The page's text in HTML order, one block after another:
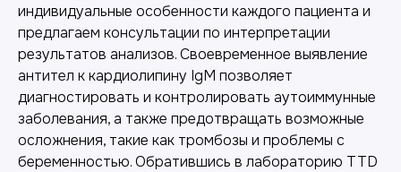
индивидуальные особенности каждого пациента и
предлагаем консультации по интерпретации
результатов анализов. Своевременное выявление
антител к кардиолипину IgM позволяет
диагностировать и контролировать аутоиммунные
заболевания, а также предотвращать возможные
осложнения, такие как тромбозы и проблемы с
беременностью. Обратившись в лабораторию TTD
Лабораторная диагностика
Точные анализы для контроля здоровья и
выявления заболеваний.